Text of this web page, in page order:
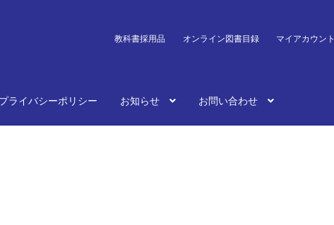
教科書採用品 オンライン図書目録 マイアカウント
プライバシーポリシー お知らせ お問い合わせ